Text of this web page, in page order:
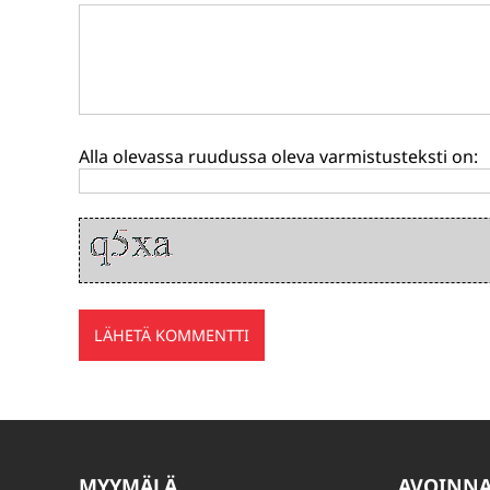
Alla olevassa ruudussa oleva varmistusteksti on: